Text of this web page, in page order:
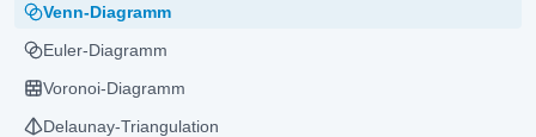
Venn-Diagramm
Euler-Diagramm
Voronoi-Diagramm
Delaunay-Triangulation